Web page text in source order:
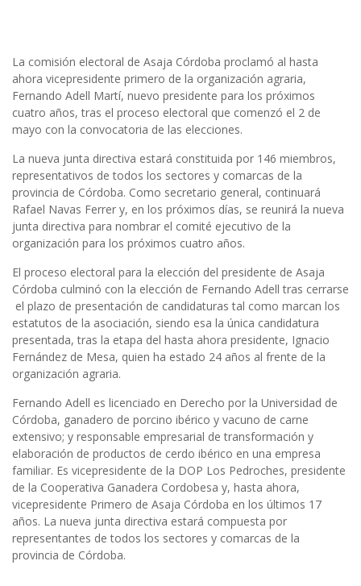
La comisión electoral de Asaja Córdoba proclamó al hasta
ahora vicepresidente primero de la organización agraria,
Fernando Adell Martí, nuevo presidente para los próximos
cuatro años, tras el proceso electoral que comenzó el 2 de
mayo con la convocatoria de las elecciones.
La nueva junta directiva estará constituida por 146 miembros,
representativos de todos los sectores y comarcas de la
provincia de Córdoba. Como secretario general, continuará
Rafael Navas Ferrer y, en los próximos días, se reunirá la nueva
junta directiva para nombrar el comité ejecutivo de la
organización para los próximos cuatro años.
El proceso electoral para la elección del presidente de Asaja
Córdoba culminó con la elección de Fernando Adell tras cerrarse
el plazo de presentación de candidaturas tal como marcan los
estatutos de la asociación, siendo esa la única candidatura
presentada, tras la etapa del hasta ahora presidente, Ignacio
Fernández de Mesa, quien ha estado 24 años al frente de la
organización agraria.
Fernando Adell es licenciado en Derecho por la Universidad de
Córdoba, ganadero de porcino ibérico y vacuno de carne
extensivo; y responsable empresarial de transformación y
elaboración de productos de cerdo ibérico en una empresa
familiar. Es vicepresidente de la DOP Los Pedroches, presidente
de la Cooperativa Ganadera Cordobesa y, hasta ahora,
vicepresidente Primero de Asaja Córdoba en los últimos 17
años. La nueva junta directiva estará compuesta por
representantes de todos los sectores y comarcas de la
provincia de Córdoba.